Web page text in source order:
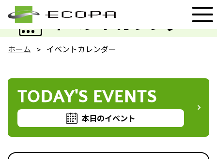
イベントカレンダー
EVENT
ホーム イベントカレンダー
TODAY'S EVENTS
本日のイベント